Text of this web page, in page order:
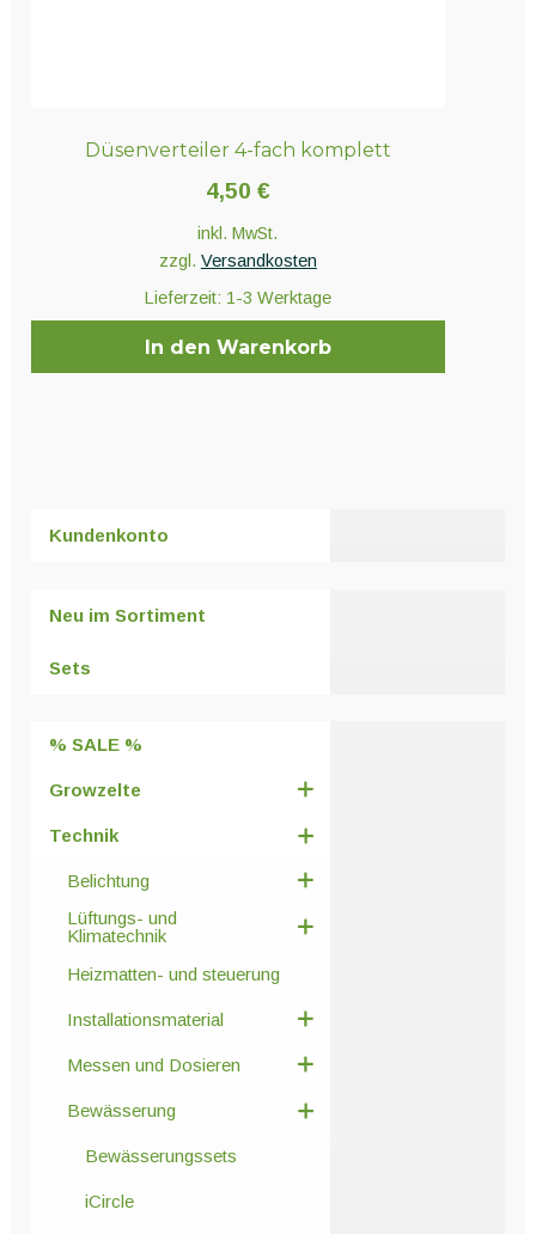
Düsenverteiler 4-fach komplett
4,50 €
inkl. MwSt.
zzgl. Versandkosten
Lieferzeit: 1-3 Werktage
In den Warenkorb
Kundenkonto
Neu im Sortiment
Sets
% SALE %
Growzelte
Technik
Belichtung
Lüftungs- und
Klimatechnik
Heizmatten- und steuerung
Installationsmaterial
Messen und Dosieren
Bewässerung
Bewässerungssets
iCircle